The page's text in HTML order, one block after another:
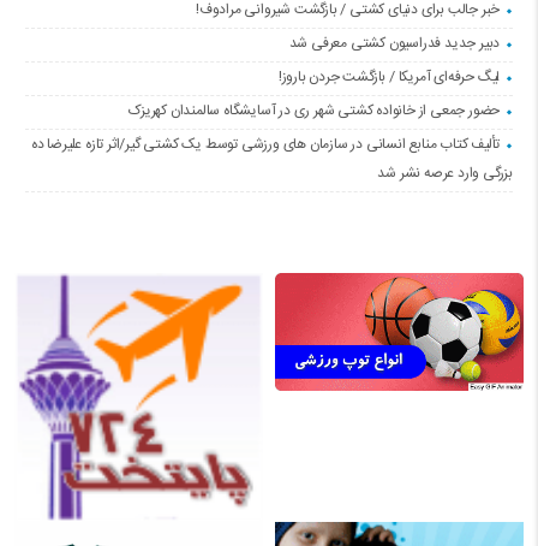
خبر جالب برای دنیای کشتی / بازگشت شیروانی مرادوف!
دبیر جدید فدراسیون کشتی معرفی شد
لیگ حرفه‌ای آمریکا / بازگشت جردن باروز!
حضور جمعی از خانواده کشتی شهر ری در آسایشگاه سالمندان کهریزک
تألیف کتاب منابع انسانی در سازمان های ورزشی توسط یک کشتی گیر/اثر تازه علیرضا ده
بزرگی وارد عرصه نشر شد